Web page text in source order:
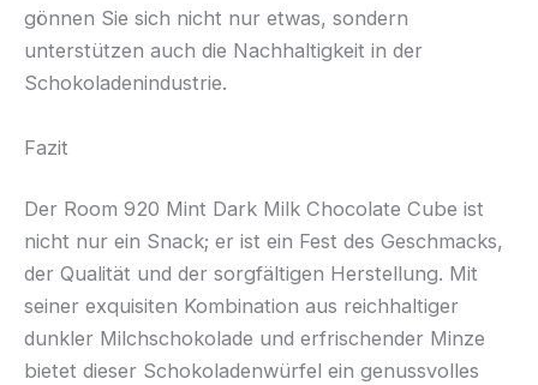
gönnen Sie sich nicht nur etwas, sondern
unterstützen auch die Nachhaltigkeit in der
Schokoladenindustrie.
Fazit
Der Room 920 Mint Dark Milk Chocolate Cube ist
nicht nur ein Snack; er ist ein Fest des Geschmacks,
der Qualität und der sorgfältigen Herstellung. Mit
seiner exquisiten Kombination aus reichhaltiger
dunkler Milchschokolade und erfrischender Minze
bietet dieser Schokoladenwürfel ein genussvolles